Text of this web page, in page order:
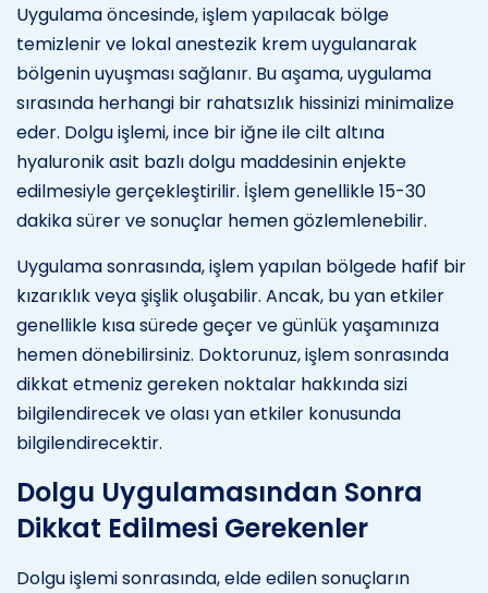
Uygulama öncesinde, işlem yapılacak bölge
temizlenir ve lokal anestezik krem uygulanarak
bölgenin uyuşması sağlanır. Bu aşama, uygulama
sırasında herhangi bir rahatsızlık hissinizi minimalize
eder. Dolgu işlemi, ince bir iğne ile cilt altına
hyaluronik asit bazlı dolgu maddesinin enjekte
edilmesiyle gerçekleştirilir. İşlem genellikle 15-30
dakika sürer ve sonuçlar hemen gözlemlenebilir.
Uygulama sonrasında, işlem yapılan bölgede hafif bir
kızarıklık veya şişlik oluşabilir. Ancak, bu yan etkiler
genellikle kısa sürede geçer ve günlük yaşamınıza
hemen dönebilirsiniz. Doktorunuz, işlem sonrasında
dikkat etmeniz gereken noktalar hakkında sizi
bilgilendirecek ve olası yan etkiler konusunda
bilgilendirecektir.
Dolgu Uygulamasından Sonra
Dikkat Edilmesi Gerekenler
Dolgu işlemi sonrasında, elde edilen sonuçların